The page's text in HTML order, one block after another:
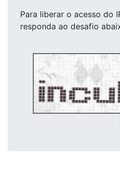
Para liberar o acesso do
responda ao desafio